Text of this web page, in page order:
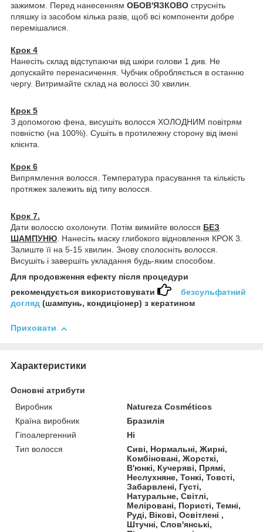
зажимом. Перед нанесенням ОБОВ'ЯЗКОВО струсніть
пляшку із засобом кілька разів, щоб всі компоненти добре
перемішалися.
Крок 4
Нанесіть склад відступаючи від шкіри голови 1 див. Не
допускайте перенасичення. Чубчик обробляється в останню
чергу. Витримайте склад на волоссі 30 хвилин.
Крок 5
З допомогою фена, висушіть волосся ХОЛОДНИМ повітрям
повністю (на 100%). Сушіть в протилежну сторону від імені
клієнта.
Крок 6
Випрямлення волосся. Температура прасування та кількість
протяжек залежить від типу волосся.
Крок 7.
Дати волоссю охолонути. Потім вимийте волосся БЕЗ
ШАМПУНЮ. Нанесіть маску глибокого відновлення КРОК 3.
Залиште її на 5-15 хвилин. Знову сполосніть волосся.
Висушіть і завершіть укладання будь-яким способом.
Для продовження ефекту після процедури
рекомендується використовувати
безсульфатний
догляд (шампунь, кондиціонер) з кератином
Приховати
Характеристики
Основні атрибути
Виробник
Natureza Cosméticos
Країна виробник
Бразилія
Гіпоалергенний
Ні
Тип волосся
Сиві, Нормальні, Жирні,
Комбіновані, Жорсткі,
В'юнкі, Кучеряві, Прямі,
Неслухняне, Тонкі, Товсті,
Забарвлені, Густі,
Натуральне, Світлі,
Меліровані, Пористі, Темні,
Руді, Вікові, Освітлені ,
Штучні, Слов'янські,